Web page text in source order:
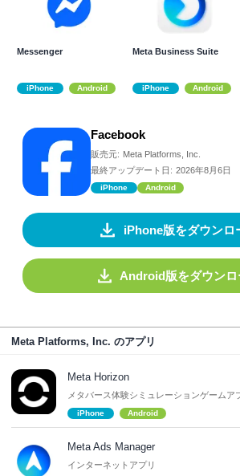
Messenger
iPhone Android
Meta Business Suite
iPhone Android
Facebook
販売元: Meta Platforms, Inc.
最終アップデート日: 2026年8月6日
iPhone Android
iPhone版をダウンロ
Android版をダウンロ
Meta Platforms, Inc. のアプリ
Meta Horizon
メタバース体験シミュレーションゲームア
iPhone Android
Meta Ads Manager
インターネットアプリ